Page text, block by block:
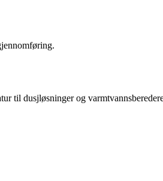
til dusjløsninger og